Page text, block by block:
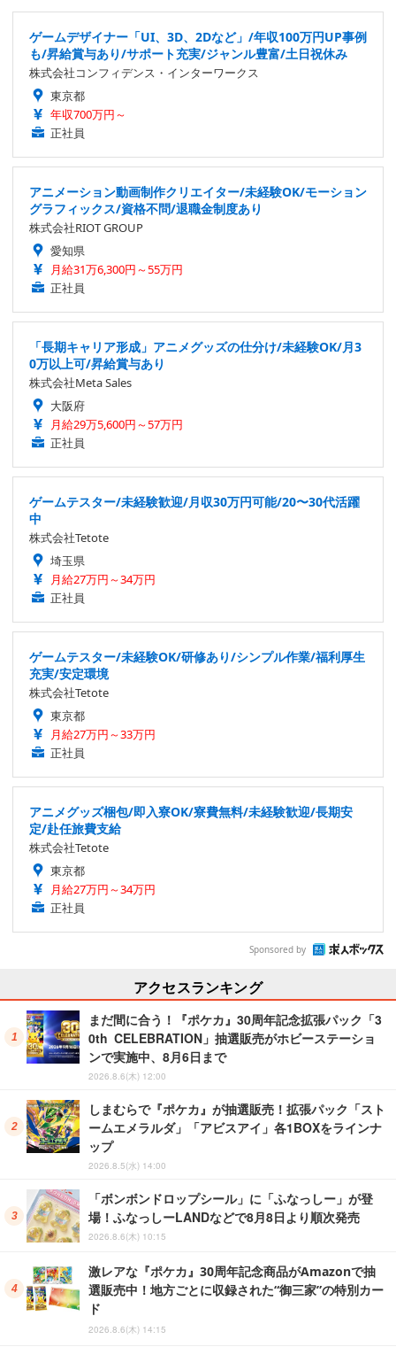
ゲームデザイナー「UI、3D、2Dなど」/年収100万円UP事例
も/昇給賞与あり/サポート充実/ジャンル豊富/土日祝休み
株式会社コンフィデンス・インターワークス
東京都
年収700万円～
正社員
アニメーション動画制作クリエイター/未経験OK/モーション
グラフィックス/資格不問/退職金制度あり
株式会社RIOT GROUP
愛知県
月給31万6,300円～55万円
正社員
「長期キャリア形成」アニメグッズの仕分け/未経験OK/月3
0万以上可/昇給賞与あり
株式会社Meta Sales
大阪府
月給29万5,600円～57万円
正社員
ゲームテスター/未経験歓迎/月収30万円可能/20〜30代活躍
中
株式会社Tetote
埼玉県
月給27万円～34万円
正社員
ゲームテスター/未経験OK/研修あり/シンプル作業/福利厚生
充実/安定環境
株式会社Tetote
東京都
月給27万円～33万円
正社員
アニメグッズ梱包/即入寮OK/寮費無料/未経験歓迎/長期安
定/赴任旅費支給
株式会社Tetote
東京都
月給27万円～34万円
正社員
Sponsored by
アクセスランキング
まだ間に合う！『ポケカ』30周年記念拡張パック「3
0th CELEBRATION」抽選販売がホビーステーショ
ンで実施中、8月6日まで
2026.8.6(木) 12:00
しまむらで『ポケカ』が抽選販売！拡張パック「スト
ームエメラルダ」「アビスアイ」各1BOXをラインナ
ップ
2026.8.5(水) 14:00
「ボンボンドロップシール」に「ふなっしー」が登
場！ふなっしーLANDなどで8月8日より順次発売
2026.8.6(木) 10:15
激レアな『ポケカ』30周年記念商品がAmazonで抽
選販売中！地方ごとに収録された“御三家”の特別カー
ド
2026.8.6(木) 14:15